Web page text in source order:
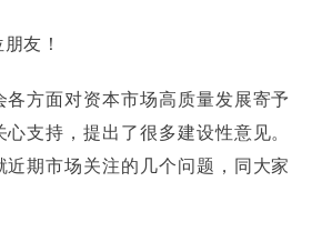
友！
各方面对资本市场高质量发展寄予
支持，提出了很多建设性意见。
近期市场关注的几个问题，同大家